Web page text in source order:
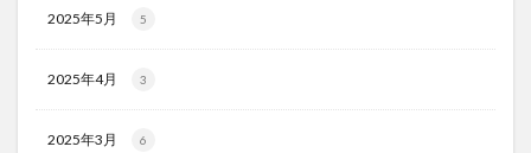
2025年5月 5
2025年4月 3
2025年3月 6